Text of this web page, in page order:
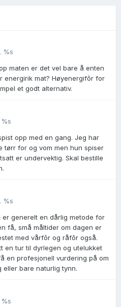
%s
maten er det vel bare å enten
energirik mat? Høyenergifôr for
et godt alternativ.
opp med en gang. Jeg har
tørr for og vom men hun spiser
er undervektig. Skal bestille
%s
er generelt en dårlig metode for
få, små måltider om dagen er
med vårfôr og råfôr også.
en tur til dyrlegen og utelukket
en profesjonell vurdering på om
eller bare naturlig tynn.